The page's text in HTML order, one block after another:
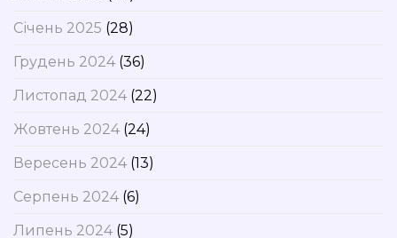
Січень 2025 (28)
Грудень 2024(36)
Листопад 2024(22)
Жовтень 2024(24)
Вересень 2024(13)
Серпень 2024(6)
Липень 2024(5)